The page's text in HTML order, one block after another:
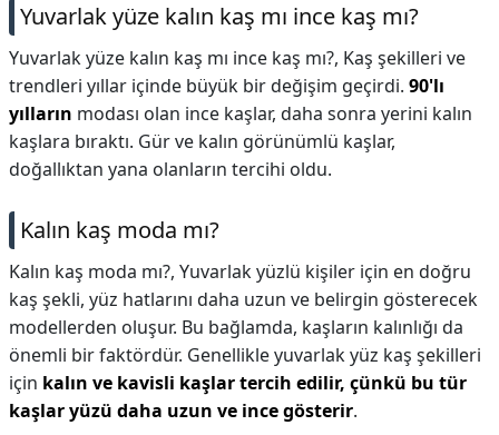
Yuvarlak yüze kalın kaş mı ince kaş mı?
Yuvarlak yüze kalın kaş mı ince kaş mı?, Kaş şekilleri ve
trendleri yıllar içinde büyük bir değişim geçirdi. 90'lı
yılların modası olan ince kaşlar, daha sonra yerini kalın
kaşlara bıraktı. Gür ve kalın görünümlü kaşlar,
doğallıktan yana olanların tercihi oldu.
Kalın kaş moda mı?
Kalın kaş moda mı?, Yuvarlak yüzlü kişiler için en doğru
kaş şekli, yüz hatlarını daha uzun ve belirgin gösterecek
modellerden oluşur. Bu bağlamda, kaşların kalınlığı da
önemli bir faktördür. Genellikle yuvarlak yüz kaş şekilleri
için kalın ve kavisli kaşlar tercih edilir, çünkü bu tür
kaşlar yüzü daha uzun ve ince gösterir.